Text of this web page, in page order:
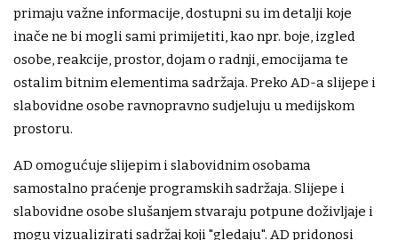
primaju važne informacije, dostupni su im detalji koje
inače ne bi mogli sami primijetiti, kao npr. boje, izgled
osobe, reakcije, prostor, dojam o radnji, emocijama te
ostalim bitnim elementima sadržaja. Preko AD-a slijepe i
slabovidne osobe ravnopravno sudjeluju u medijskom
prostoru.
AD omogućuje slijepim i slabovidnim osobama
samostalno praćenje programskih sadržaja. Slijepe i
slabovidne osobe slušanjem stvaraju potpune doživljaje i
mogu vizualizirati sadržaj koji "gledaju". AD pridonosi